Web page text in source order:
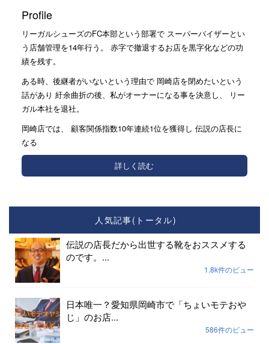
Profile
リーガルシューズのFC本部という部署で スーパーバイザーとい
う店舗管理を14年行う。 赤字で撤退するお店を黒字化などの功
績を残す。
ある時、後継者がいないという理由で 岡崎店を閉めたいという
話があり 紆余曲折の後、私がオーナーになる事を決意し、 リー
ガル本社を退社。
岡崎店では、 顧客関係指数10年連続1位を獲得し 伝説の店長に
なる
詳しく読む
人気記事(トータル)
伝説の店長だから出世する靴をおススメする
のです。...
1.8k件のビュー
日本唯一？愛知県岡崎市で「ちょいモテおや
じ」のお店...
586件のビュー